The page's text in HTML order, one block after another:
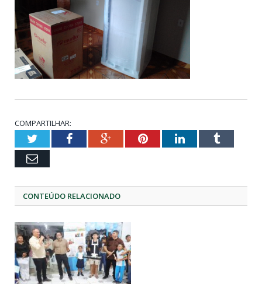
COMPARTILHAR:
TwitterFacebookGoogle+PinterestLinkedInTumblr
Email
CONTEÚDO RELACIONADO